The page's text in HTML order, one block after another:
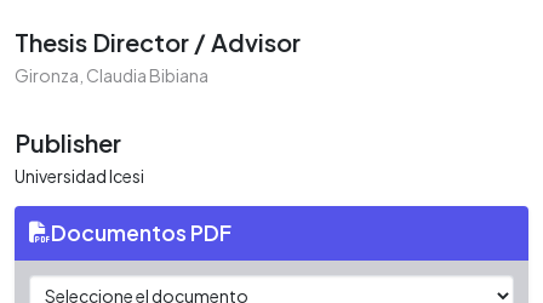
Thesis Director / Advisor
Gironza, Claudia Bibiana
Publisher
Universidad Icesi
Documentos PDF